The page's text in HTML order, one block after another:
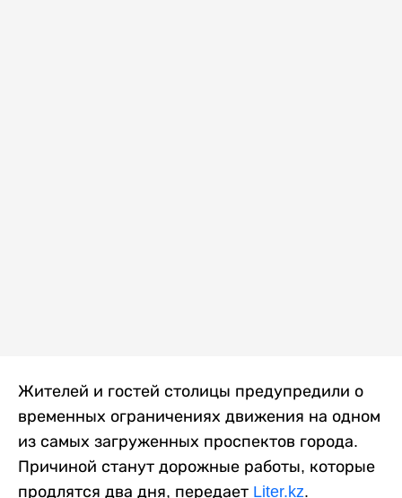
Жителей и гостей столицы предупредили о
временных ограничениях движения на одном
из самых загруженных проспектов города.
Причиной станут дорожные работы, которые
продлятся два дня, передает Liter.kz.